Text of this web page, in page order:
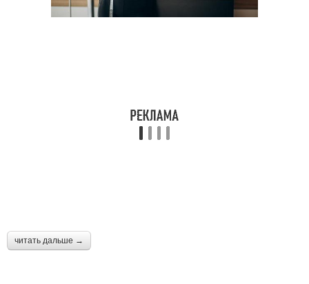
читать дальше →